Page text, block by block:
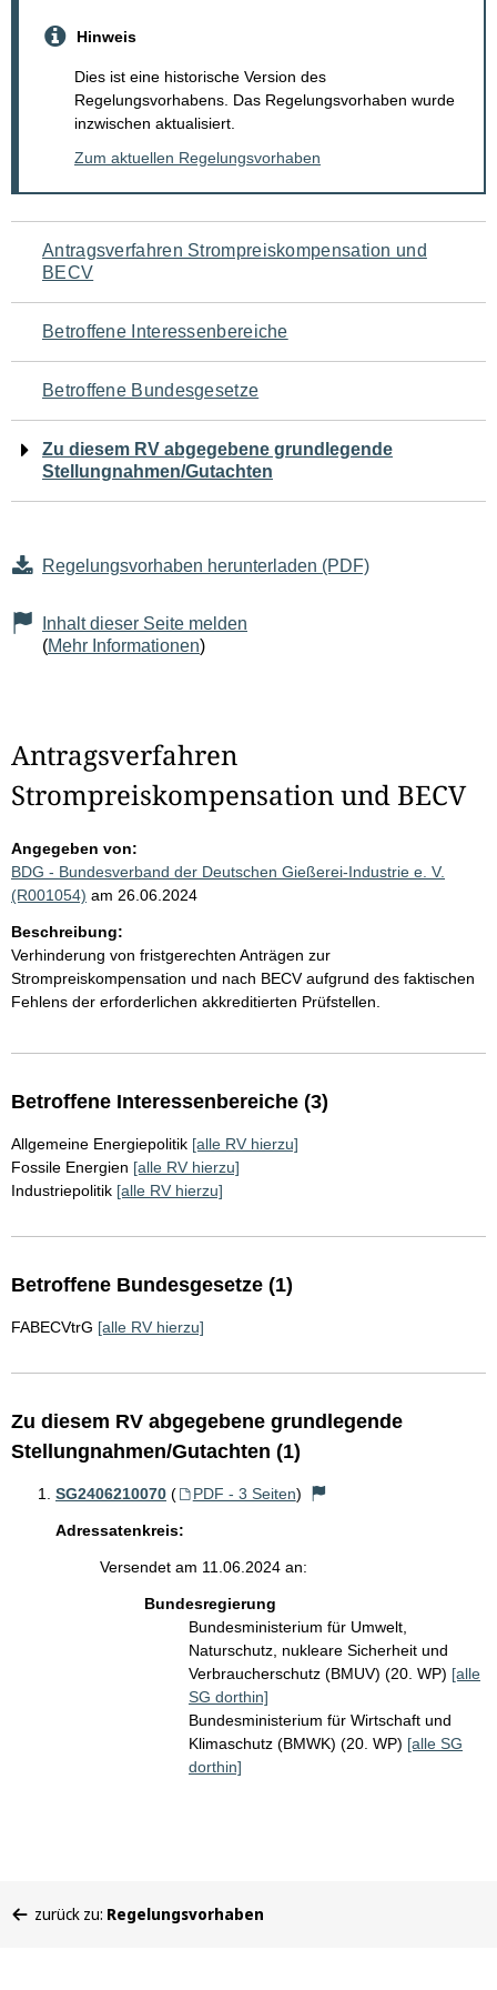
Hinweis
Dies ist eine historische Version des
Regelungsvorhabens. Das Regelungsvorhaben wurde
inzwischen aktualisiert.
Zum aktuellen Regelungsvorhaben
Navigation
für
den
Seiteninhalt
Antragsverfahren Strompreiskompensation und
BECV
Betroffene Interessenbereiche
Betroffene Bundesgesetze
Zu diesem RV abgegebene grundlegende
Stellungnahmen/Gutachten
Regelungsvorhaben herunterladen (PDF)
Inhalt dieser Seite melden
(Mehr Informationen)
Antragsverfahren
Strompreiskompensation und BECV
Angegeben von:
BDG - Bundesverband der Deutschen Gießerei-Industrie e. V.
(R001054) am 26.06.2024
Beschreibung:
Verhinderung von fristgerechten Anträgen zur
Strompreiskompensation und nach BECV aufgrund des faktischen
Fehlens der erforderlichen akkreditierten Prüfstellen.
Betroffene Interessenbereiche (3)
Allgemeine Energiepolitik [alle RV hierzu]
Fossile Energien [alle RV hierzu]
Industriepolitik [alle RV hierzu]
Betroffene Bundesgesetze (1)
FABECVtrG [alle RV hierzu]
Zu diesem RV abgegebene grundlegende
Stellungnahmen/Gutachten (1)
SG2406210070 ( PDF - 3 Seiten)
Adressatenkreis:
Versendet am 11.06.2024 an:
Bundesregierung
Bundesministerium für Umwelt,
Naturschutz, nukleare Sicherheit und
Verbraucherschutz (BMUV) (20. WP) [alle
SG dorthin]
Bundesministerium für Wirtschaft und
Klimaschutz (BMWK) (20. WP) [alle SG
dorthin]
befinden
zurück zu: Regelungsvorhaben